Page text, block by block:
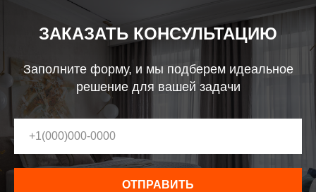
ЗАКАЗАТЬ КОНСУЛЬТАЦИЮ
Заполните форму, и мы подберем идеальное
решение для вашей задачи
ОТПРАВИТЬ